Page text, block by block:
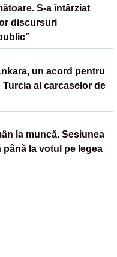
S-a întârziat
discursuri
un acord pentru
al carcaselor de
la muncă. Sesiunea
la votul pe legea